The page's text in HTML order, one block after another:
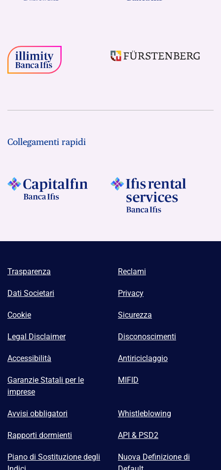
Collegamenti rapidi
Trasparenza Reclami
Dati Societari Privacy
Cookie Sicurezza
Legal Disclaimer Disconoscimenti
Accessibilità Antiriciclaggio
Garanzie Statali per le
imprese
MIFID
Avvisi obbligatori Whistleblowing
Rapporti dormienti API & PSD2
Piano di Sostituzione degli
Nuova Definizione di